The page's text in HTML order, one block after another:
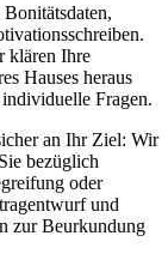
klären Ihre
Hauses heraus
Fragen.
an Ihr Ziel: Wir
bezüglich
oder
und
zur Beurkundung